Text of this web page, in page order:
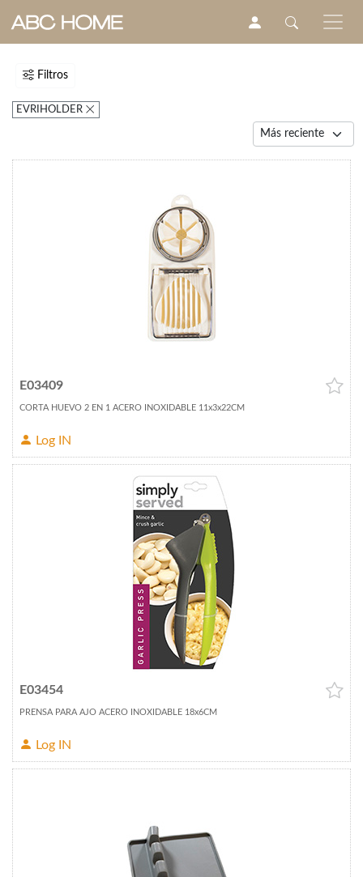
Filtros
EVRIHOLDER
E03409
CORTA HUEVO 2 EN 1 ACERO INOXIDABLE 11x3x22CM
Log IN
E03454
PRENSA PARA AJO ACERO INOXIDABLE 18x6CM
Log IN